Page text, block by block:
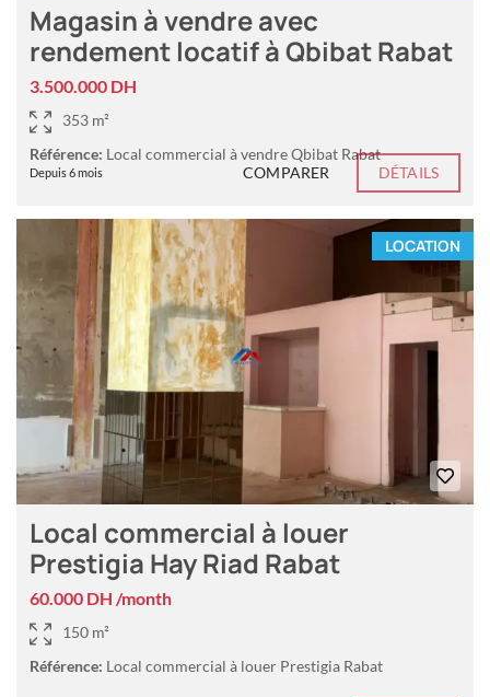
Magasin à vendre avec
rendement locatif à Qbibat Rabat
3.500.000 DH
353 m²
Référence: Local commercial à vendre Qbibat Rabat
Depuis 6 mois COMPARER DÉTAILS
LOCATION
Local commercial à louer
Prestigia Hay Riad Rabat
60.000 DH /month
150 m²
Référence: Local commercial à louer Prestigia Rabat